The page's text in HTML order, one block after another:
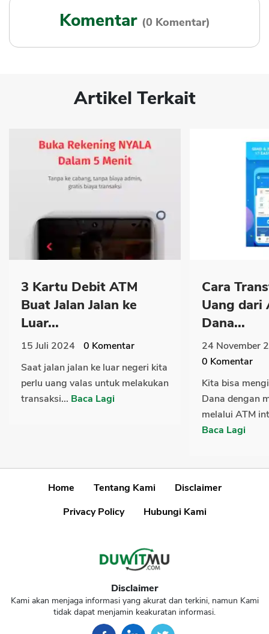
Komentar (0 Komentar)
Artikel Terkait
3 Kartu Debit ATM
Buat Jalan Jalan ke
Luar...
15 Juli 2024 0 Komentar
Saat jalan jalan ke luar negeri kita
perlu uang valas untuk melakukan
transaksi... Baca Lagi
Cara
Uang dari
Dana...
24 November
0 Komentar
Kita bisa
Dana dengan
melalui ATM
Baca Lagi
Home Tentang Kami
Disclaimer
Privacy Policy
Hubungi Kami
Disclaimer
Kami akan menjaga informasi yang akurat dan terkini, namun Kami
tidak dapat menjamin keakuratan informasi.